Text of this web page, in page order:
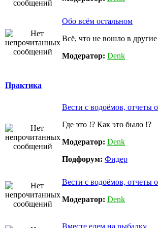
Обо всём остальном
Всё, что не вошло в
Модератор: Denk
Практика
Вести с водоёмов, отчеты
Где это !? Как это было !?
Модератор: Denk
Подфорум: Фидер
Вести с водоёмов, отчеты
Модератор: Denk
Вместе едем на рыбалку